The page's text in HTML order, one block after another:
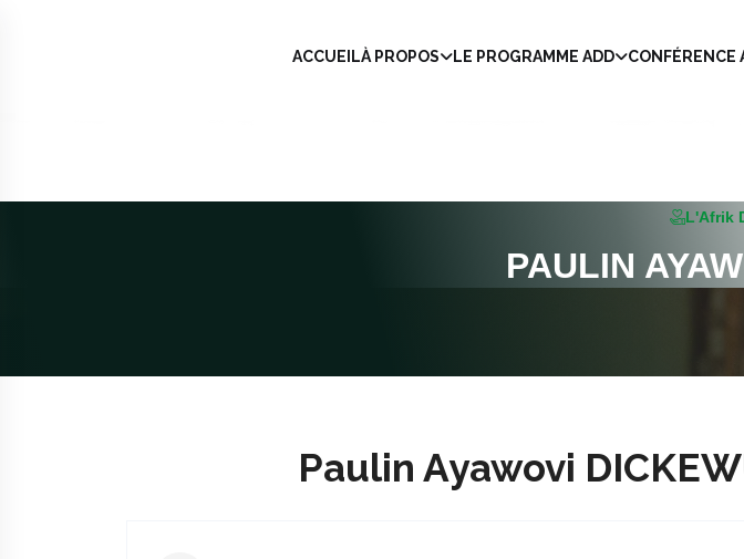
ACCUEILÀ PROPOS LE PROGRAMME ADD CONFÉRENCE
L'Afrik
PAULIN
Paulin Ayawovi